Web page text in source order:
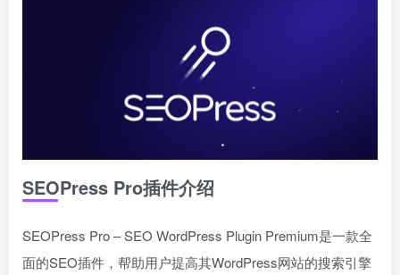
SEOPress Pro插件介绍
SEOPress Pro – SEO WordPress Plugin Premium是一款全
面的SEO插件，帮助用户提高其WordPress网站的搜索引擎